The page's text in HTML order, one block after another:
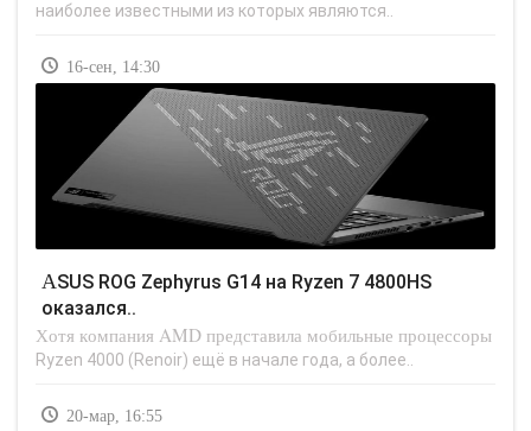
наиболее известными из которых являются..
16-сен, 14:30
ASUS ROG Zephyrus G14 на Ryzen 7 4800HS
оказался..
Хотя компания AMD представила мобильные процессоры
Ryzen 4000 (Renoir) ещё в начале года, а более..
20-мар, 16:55